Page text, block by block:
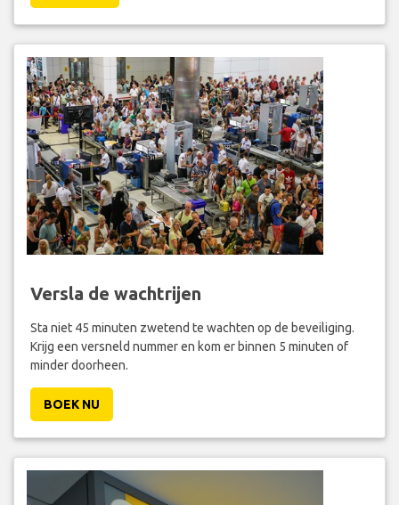
Versla de wachtrijen
Sta niet 45 minuten zwetend te wachten op de beveiliging.
Krijg een versneld nummer en kom er binnen 5 minuten of
minder doorheen.
BOEK NU